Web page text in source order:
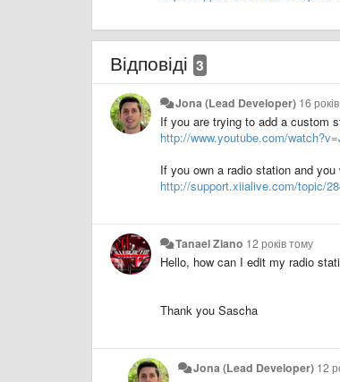
Відповіді 3
Jona (Lead Developer) 16
If you are trying to add a custom
http://www.youtube.com/
If you own a radio station and
http://support.xiialive.com/topic/
Tanael Ziano 12 років тому
Hello, how can I edit my radio
Thank you Sascha
Jona (Lead Developer) 12